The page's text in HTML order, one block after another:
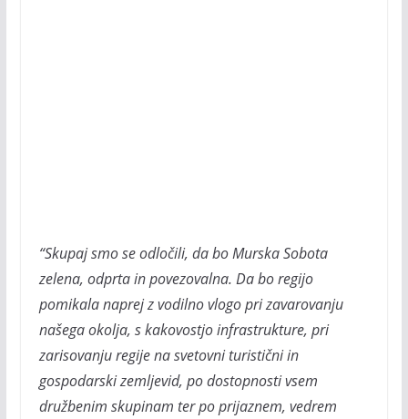
“Skupaj smo se odločili, da bo Murska Sobota
zelena, odprta in povezovalna. Da bo regijo
pomikala naprej z vodilno vlogo pri zavarovanju
našega okolja, s kakovostjo infrastrukture, pri
zarisovanju regije na svetovni turistični in
gospodarski zemljevid, po dostopnosti vsem
družbenim skupinam ter po prijaznem, vedrem